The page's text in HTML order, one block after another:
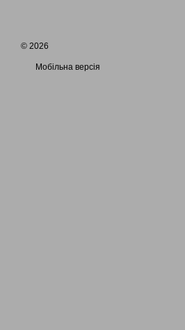
© 2026
Мобільна версія